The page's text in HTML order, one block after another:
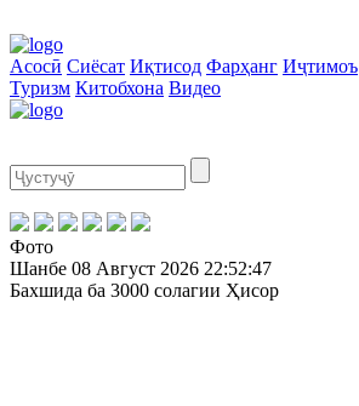
Асосӣ Сиёсат Иқтисод Фарҳанг Иҷтимоъ
Туризм Китобхона Видео
Фото
Шанбе 08 Август 2026 22:52:47
Бахшида ба 3000 солагии Ҳисор